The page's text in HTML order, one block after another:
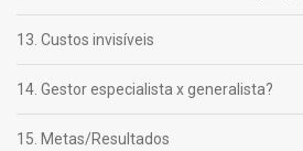
13. Custos invisíveis
14. Gestor especialista x generalista?
15. Metas/Resultados